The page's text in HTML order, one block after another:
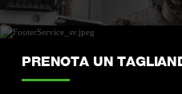
PRENOTA UN